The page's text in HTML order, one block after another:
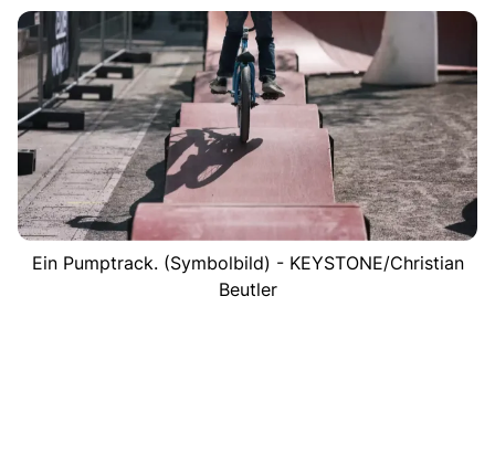
Ein Pumptrack. (Symbolbild) - KEYSTONE/Christian
Beutler